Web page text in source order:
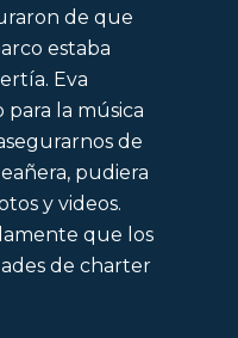
de que
estaba
Eva
la música
de
pudiera
y videos.
que los
de charter